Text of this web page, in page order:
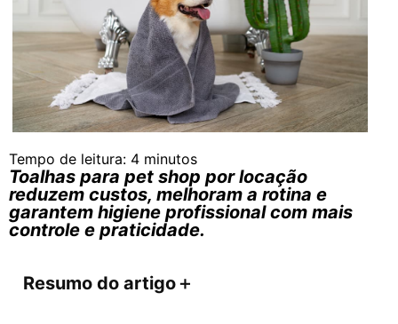
Tempo de leitura: 4 minutos
Toalhas para pet shop por locação
reduzem custos, melhoram a rotina e
garantem higiene profissional com mais
controle e praticidade.
Resumo do artigo＋